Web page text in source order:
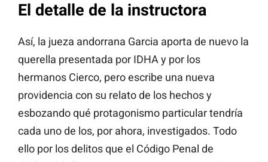
El detalle de la instructora
Así, la jueza andorrana Garcia aporta de nuevo la
querella presentada por IDHA y por los
hermanos Cierco, pero escribe una nueva
providencia con su relato de los hechos y
esbozando qué protagonismo particular tendría
cada uno de los, por ahora, investigados. Todo
ello por los delitos que el Código Penal de